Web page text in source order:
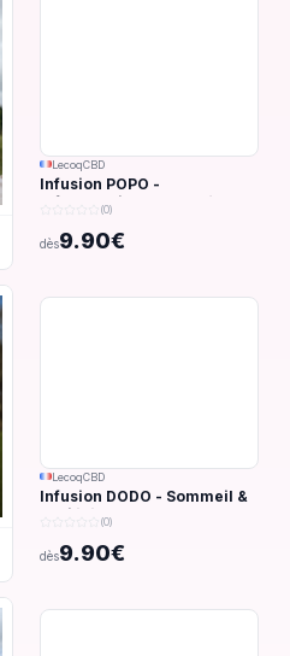
LecoqCBD
Infusion POPO -
Inflammations du système
digestif - 32g
(0)
dès9.90€
LecoqCBD
Infusion DODO - Sommeil &
anxiété - 32g
(0)
dès9.90€